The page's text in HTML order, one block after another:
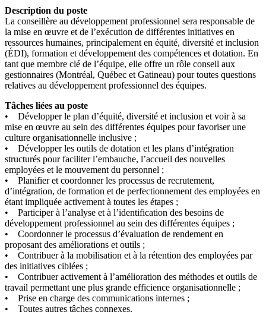
Description du poste
La conseillère au développement professionnel sera responsable de
la mise en œuvre et de l’exécution de différentes initiatives en
ressources humaines, principalement en équité, diversité et inclusion
(ÉDI), formation et développement des compétences et dotation. En
tant que membre clé de l’équipe, elle offre un rôle conseil aux
gestionnaires (Montréal, Québec et Gatineau) pour toutes questions
relatives au développement professionnel des équipes.
Tâches liées au poste
• Développer le plan d’équité, diversité et inclusion et voir à sa
mise en œuvre au sein des différentes équipes pour favoriser une
culture organisationnelle inclusive ;
• Développer les outils de dotation et les plans d’intégration
structurés pour faciliter l’embauche, l’accueil des nouvelles
employées et le mouvement du personnel ;
• Planifier et coordonner les processus de recrutement,
d’intégration, de formation et de perfectionnement des employées en
étant impliquée activement à toutes les étapes ;
• Participer à l’analyse et à l’identification des besoins de
développement professionnel au sein des différentes équipes ;
• Coordonner le processus d’évaluation de rendement en
proposant des améliorations et outils ;
• Contribuer à la mobilisation et à la rétention des employées par
des initiatives ciblées ;
• Contribuer activement à l’amélioration des méthodes et outils de
travail permettant une plus grande efficience organisationnelle ;
• Prise en charge des communications internes ;
• Toutes autres tâches connexes.